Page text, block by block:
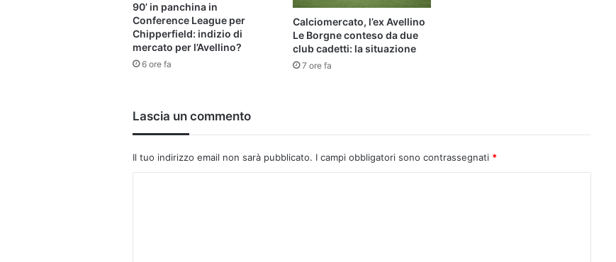
90’ in panchina in
Conference League per
Chipperfield: indizio di
mercato per l’Avellino?
6 ore fa
Calciomercato, l’ex Avellino
Le Borgne conteso da due
club cadetti: la situazione
7 ore fa
Lascia un commento
Il tuo indirizzo email non sarà pubblicato. I campi obbligatori sono contrassegnati *